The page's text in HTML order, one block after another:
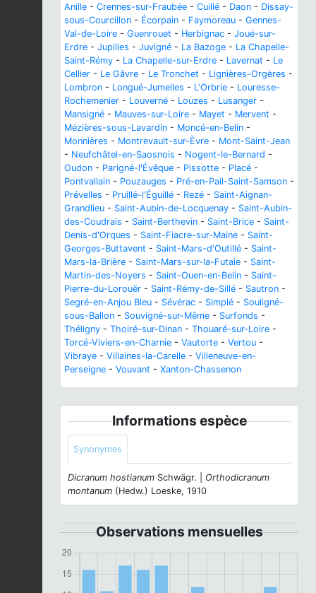
Anille - Crennes-sur-Fraubée - Cuillé - Daon - Dissay-
sous-Courcillon - Écorpain - Faymoreau - Gennes-
Val-de-Loire - Guenrouet - Herbignac - Joué-sur-
Erdre - Jupilles - Juvigné - La Bazoge - La Chapelle-
Saint-Rémy - La Chapelle-sur-Erdre - Lavernat - Le
Cellier - Le Gâvre - Le Tronchet - Lignières-Orgères -
Lombron - Longué-Jumelles - L'Orbrie - Louresse-
Rochemenier - Louverné - Louzes - Lusanger -
Mansigné - Mauves-sur-Loire - Mayet - Mervent -
Mézières-sous-Lavardin - Moncé-en-Belin -
Monnières - Montrevault-sur-Èvre - Mont-Saint-Jean
- Neufchâtel-en-Saosnois - Nogent-le-Bernard -
Oudon - Parigné-l'Évêque - Pissotte - Placé -
Pontvallain - Pouzauges - Pré-en-Pail-Saint-Samson -
Prévelles - Pruillé-l'Éguillé - Rezé - Saint-Aignan-
Grandlieu - Saint-Aubin-de-Locquenay - Saint-Aubin-
des-Coudrais - Saint-Berthevin - Saint-Brice - Saint-
Denis-d'Orques - Saint-Fiacre-sur-Maine - Saint-
Georges-Buttavent - Saint-Mars-d'Outillé - Saint-
Mars-la-Brière - Saint-Mars-sur-la-Futaie - Saint-
Martin-des-Noyers - Saint-Ouen-en-Belin - Saint-
Pierre-du-Lorouër - Saint-Rémy-de-Sillé - Sautron -
Segré-en-Anjou Bleu - Sévérac - Simplé - Souligné-
sous-Ballon - Souvigné-sur-Même - Surfonds -
Théligny - Thoiré-sur-Dinan - Thouaré-sur-Loire -
Torcé-Viviers-en-Charnie - Vautorte - Vertou -
Vibraye - Villaines-la-Carelle - Villeneuve-en-
Perseigne - Vouvant - Xanton-Chassenon
Informations espèce
Synonymes
Dicranum hostianum Schwägr. | Orthodicranum
montanum (Hedw.) Loeske, 1910
Observations mensuelles